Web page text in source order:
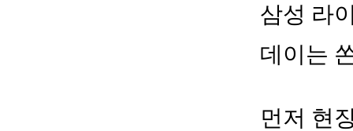
삼성 라
데이는
먼저 현